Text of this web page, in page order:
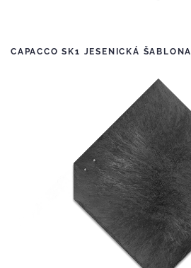
CAPACCO SK1 JESENICKÁ ŠABLONA